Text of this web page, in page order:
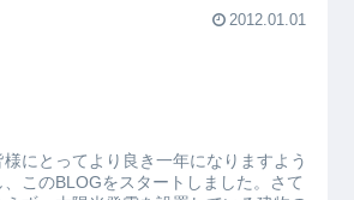
2012.01.01
にとってより良き一年になりますよう
このBLOGをスタートしました。さて